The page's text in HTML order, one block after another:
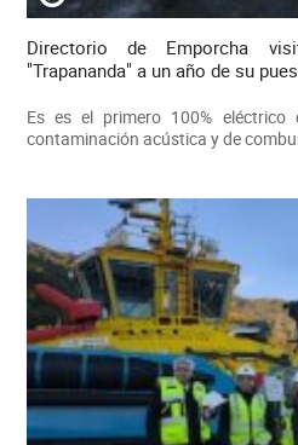
Directorio de Emporcha
"Trapananda" a un año de su
Es es el primero 100% eléctrico
contaminación acústica y de